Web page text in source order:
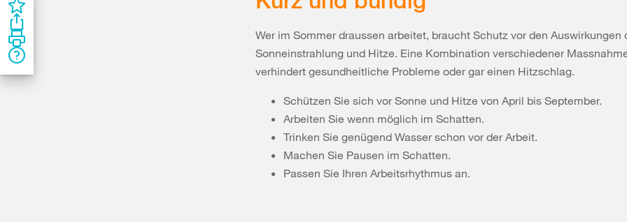
Wer im Sommer draussen arbeitet, braucht Schutz vor den Auswirkungen
Sonneinstrahlung und Hitze. Eine Kombination verschiedener
verhindert gesundheitliche Probleme oder gar einen Hitzschlag.
Schützen Sie sich vor Sonne und Hitze von April bis September.
Arbeiten Sie wenn möglich im Schatten.
Trinken Sie genügend Wasser schon vor der Arbeit.
Machen Sie Pausen im Schatten.
Passen Sie Ihren Arbeitsrhythmus an.